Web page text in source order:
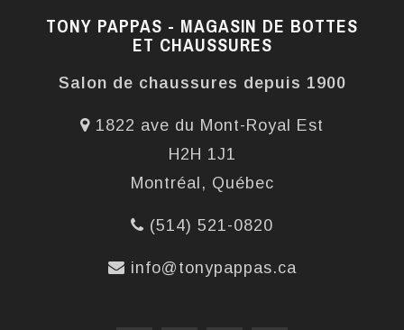
TONY PAPPAS - MAGASIN DE BOTTES
ET CHAUSSURES
Salon de chaussures depuis 1900
1822 ave du Mont-Royal Est
H2H 1J1
Montréal, Québec
(514) 521-0820
info@tonypappas.ca